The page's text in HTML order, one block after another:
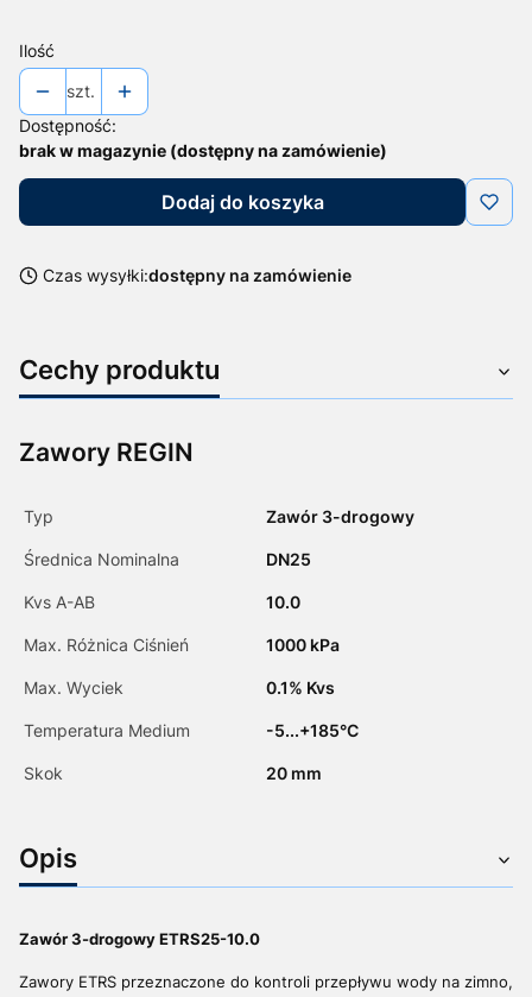
Ilość
szt.
Dostępność:
brak w magazynie (dostępny na zamówienie)
Dodaj do koszyka
Czas wysyłki:dostępny na zamówienie
Cechy produktu
Zawory REGIN
Typ Zawór 3-drogowy
Średnica Nominalna DN25
Kvs A-AB 10.0
Max. Różnica Ciśnień 1000 kPa
Max. Wyciek 0.1% Kvs
Temperatura Medium -5...+185°C
Skok 20 mm
Opis
Zawór 3-drogowy ETRS25-10.0
Zawory ETRS przeznaczone do kontroli przepływu wody na zimno,